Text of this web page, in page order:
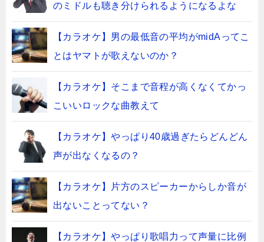
のミドルも聴き分けられるようになるよな
【カラオケ】男の最低音の平均がmidAってこ
とはヤマトが歌えないのか？
【カラオケ】そこまで音程が高くなくてかっ
こいいロックな曲教えて
【カラオケ】やっぱり40歳過ぎたらどんどん
声が出なくなるの？
【カラオケ】片方のスピーカーからしか音が
出ないことってない？
【カラオケ】やっぱり歌唱力って声量に比例